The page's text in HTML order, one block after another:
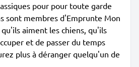
pour pour toute garde
sont membres d'Emprunte Mon
aiment les chiens, qu'ils
et de passer du temps
plus à déranger quelqu'un de